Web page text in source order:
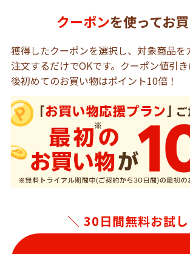
クーポンを使ってお
獲得したクーポンを選択し、対象商品を
注文するだけでOKです。クーポン値引
後初めてのお買い物はポイント10倍！
＼ 30日間無料お試